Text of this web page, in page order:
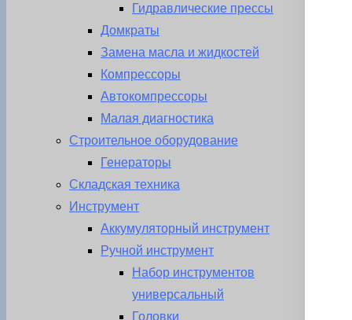
Гидравлические прессы
Домкраты
Замена масла и жидкостей
Компрессоры
Автокомпрессоры
Малая диагностика
Строительное оборудование
Генераторы
Складская техника
Инструмент
Аккумуляторный инструмент
Ручной инструмент
Набор инструментов
универсальный
Головки